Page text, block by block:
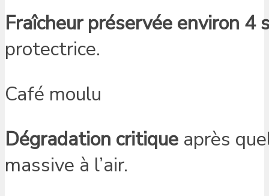
Fraîcheur préservée environ 4
protectrice.
Café moulu
Dégradation critique après
massive à l’air.